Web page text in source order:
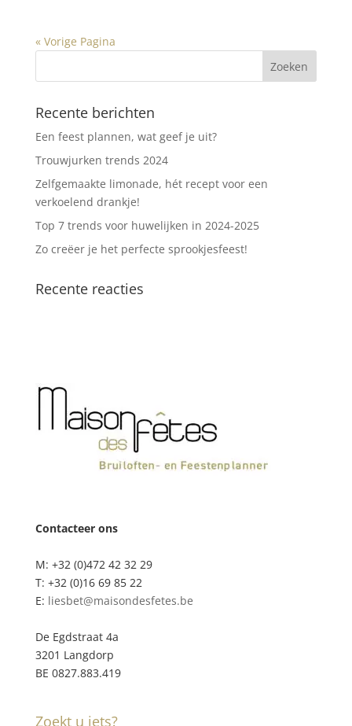
« Vorige Pagina
Recente berichten
Een feest plannen, wat geef je uit?
Trouwjurken trends 2024
Zelfgemaakte limonade, hét recept voor een
verkoelend drankje!
Top 7 trends voor huwelijken in 2024-2025
Zo creëer je het perfecte sprookjesfeest!
Recente reacties
Contacteer ons
M: +32 (0)472 42 32 29
T: +32 (0)16 69 85 22
E: liesbet@maisondesfetes.be
De Egdstraat 4a
3201 Langdorp
BE 0827.883.419
Zoekt u iets?